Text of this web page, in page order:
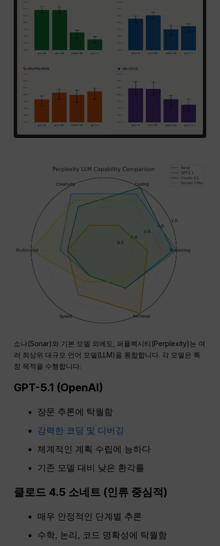
소나(Sonar)와 기본 모델 외에도, 퍼플렉시티(Perplexity)는 여
러 최상위 대규모 언어 모델(LLM)을 통합합니다. 각 모델은 특
정 목적을 수행합니다:
GPT-5.1 (OpenAI)
장문 추론에 탁월함
강력한 코딩 및 디버깅
체계적인 계획 수립에 능하다
기존 모델 대비 낮은 환각률
클로드 4.5 소네트 (인류 중심적)
매우 안정적인 단계별 추론
수학, 논리, 코드 명확성에 탁월함